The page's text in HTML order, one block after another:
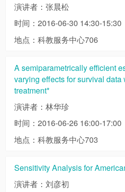
演讲者：张晨松
时间：2016-06-30 14:30-15:30
地点：科教服务中心706
A semiparametrically efficient
varying effects for survival
treatment*
演讲者：林华珍
时间：2016-06-26 16:00-17:00
地点：科教服务中心703
Sensitivity Analysis for
演讲者：刘彦初